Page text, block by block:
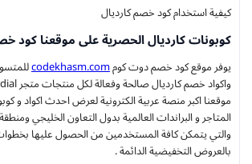
كيفية استخدام كود خصم كارديال
كوبونات كارديال الحصرية على موقعنا كود
يوفر موقع كود خصم دوت كومcodekhasm.com
موقعنا اكبر منصة عربية الكترونية لعرض احدث اكواد و
المتاجر و البراندات العالمية بدول التعاون الخليجي
والتي يتمكن كافة المستخدمين من الحصول عليها
بالعروض التخفيضية الدائمة .